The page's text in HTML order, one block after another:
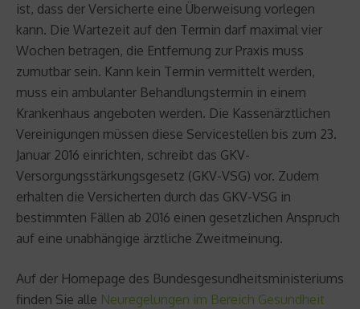
ist, dass der Versicherte eine Überweisung vorlegen
kann. Die Wartezeit auf den Termin darf maximal vier
Wochen betragen, die Entfernung zur Praxis muss
zumutbar sein. Kann kein Termin vermittelt werden,
muss ein ambulanter Behandlungstermin in einem
Krankenhaus angeboten werden. Die Kassenärztlichen
Vereinigungen müssen diese Servicestellen bis zum 23.
Januar 2016 einrichten, schreibt das GKV-
Versorgungsstärkungsgesetz (GKV-VSG) vor. Zudem
erhalten die Versicherten durch das GKV-VSG in
bestimmten Fällen ab 2016 einen gesetzlichen Anspruch
auf eine unabhängige ärztliche Zweitmeinung.
Auf der Homepage des Bundesgesundheitsministeriums
finden Sie alle Neuregelungen im Bereich Gesundheit